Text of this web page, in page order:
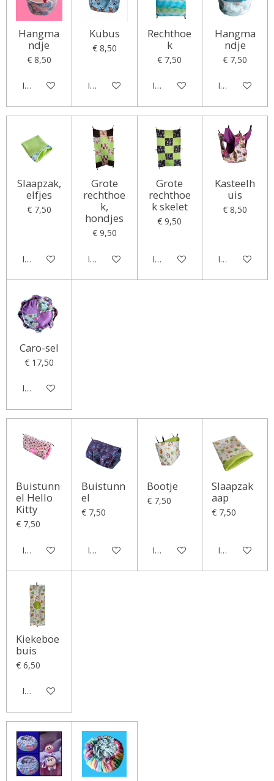
Hangma
ndje
€ 8,50
In winkelwagen
Kubus
€ 8,50
In winkelwagen
Rechthoe
k
€ 7,50
In winkelwagen
Hangma
ndje
€ 7,50
In
Slaapzak,
elfjes
€ 7,50
In winkelwagen
Grote
rechthoe
k,
hondjes
€ 9,50
In winkelwagen
Grote
rechthoe
k skelet
€ 9,50
In winkelwagen
Kasteelh
uis
€ 8,50
In
Caro-sel
€ 17,50
In winkelwagen
Buistunn
el Hello
Kitty
€ 7,50
In winkelwagen
Buistunn
el
€ 7,50
In winkelwagen
Bootje
€ 7,50
In winkelwagen
Slaapzak
aap
€ 7,50
In
Kiekeboe
buis
€ 6,50
In winkelwagen